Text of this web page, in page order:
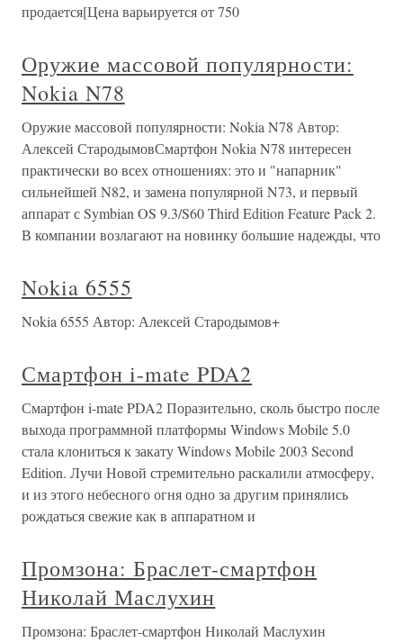
продается[Цена варьируется от 750
Оружие массовой популярности:
Nokia N78
Оружие массовой популярности: Nokia N78 Автор:
Алексей СтародымовСмартфон Nokia N78 интересен
практически во всех отношениях: это и "напарник"
сильнейшей N82, и замена популярной N73, и первый
аппарат с Symbian OS 9.3/S60 Third Edition Feature Pack 2.
В компании возлагают на новинку большие надежды, что
Nokia 6555
Nokia 6555 Автор: Алексей Стародымов+
Смартфон i-mate PDA2
Смартфон i-mate PDA2 Поразительно, сколь быстро после
выхода программной платформы Windows Mobile 5.0
стала клониться к закату Windows Mobile 2003 Second
Edition. Лучи Новой стремительно раскалили атмосферу,
и из этого небесного огня одно за другим принялись
рождаться свежие как в аппаратном и
Промзона: Браслет-смартфон
Николай Маслухин
Промзона: Браслет-смартфон Николай Маслухин